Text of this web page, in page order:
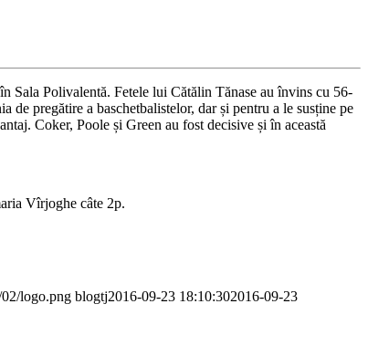
Sala Polivalentă. Fetele lui Cătălin Tănase au învins cu 56-
pregătire a baschetbalistelor, dar și pentru a le susține pe
Coker, Poole și Green au fost decisive și în această
Vîrjoghe câte 2p.
logo.png blogtj2016-09-23 18:10:302016-09-23